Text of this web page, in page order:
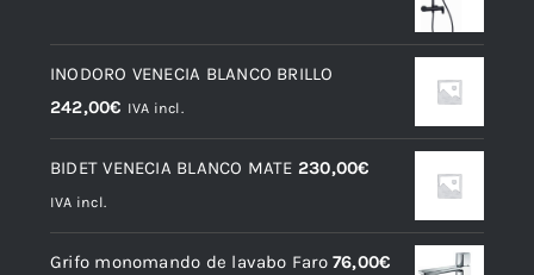
INODORO VENECIA BLANCO BRILLO
242,00€ IVA incl.
BIDET VENECIA BLANCO MATE 230,00€
IVA incl.
Grifo monomando de lavabo Faro 76,00€